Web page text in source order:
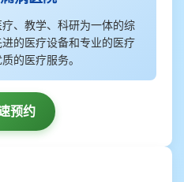
疗、教学、科研为一体的综
的医疗设备和专业的医疗
的医疗服务。
预约